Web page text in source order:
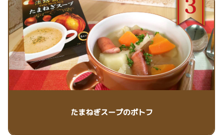
たまねぎスープのポトフ